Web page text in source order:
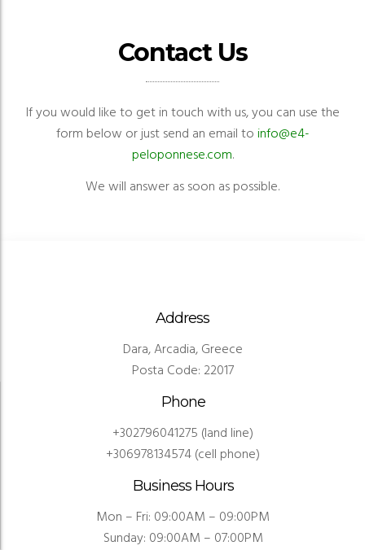
Contact Us
If you would like to get in touch with us, you can use the
form below or just send an email toinfo@e4-
peloponnese.com.
We will answer as soon as possible.
Address
Dara, Arcadia, Greece
Posta Code: 22017
Phone
+302796041275 (land line)
+306978134574(cell phone)
Business Hours
Mon – Fri: 09:00AM – 09:00PM
Sunday: 09:00AM – 07:00PM